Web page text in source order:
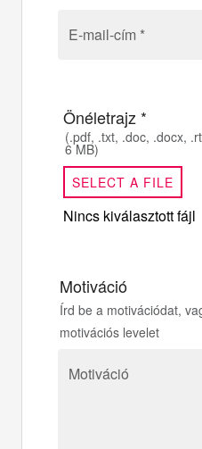
E-mail-cím *
Önéletrajz *
(.pdf, .txt, .doc, .docx,
6 MB)
SELECT A FILE
Nincs kiválasztott fájl
Motiváció
Írd be a motivációdat,
motivációs levelet
Motiváció